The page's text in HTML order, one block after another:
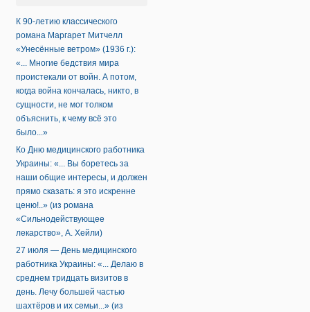
К 90-летию классического
романа Маргарет Митчелл
«Унесённые ветром» (1936 г.):
«... Многие бедствия мира
проистекали от войн. А потом,
когда война кончалась, никто, в
сущности, не мог толком
объяснить, к чему всё это
было...»
Ко Дню медицинского работника
Украины: «... Вы боретесь за
наши общие интересы, и должен
прямо сказать: я это искренне
ценю!..» (из романа
«Сильнодействующее
лекарство», А. Хейли)
27 июля — День медицинского
работника Украины: «... Делаю в
среднем тридцать визитов в
день. Лечу большей частью
шахтёров и их семьи...» (из